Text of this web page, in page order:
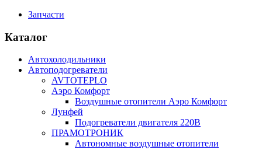
Запчасти
Каталог
Автохолодильники
Автоподогреватели
AVTOTEPLO
Аэро Комфорт
Воздушные отопители Аэро Комфорт
Лунфей
Подогреватели двигателя 220В
ПРАМОТРОНИК
Автономные воздушные отопители